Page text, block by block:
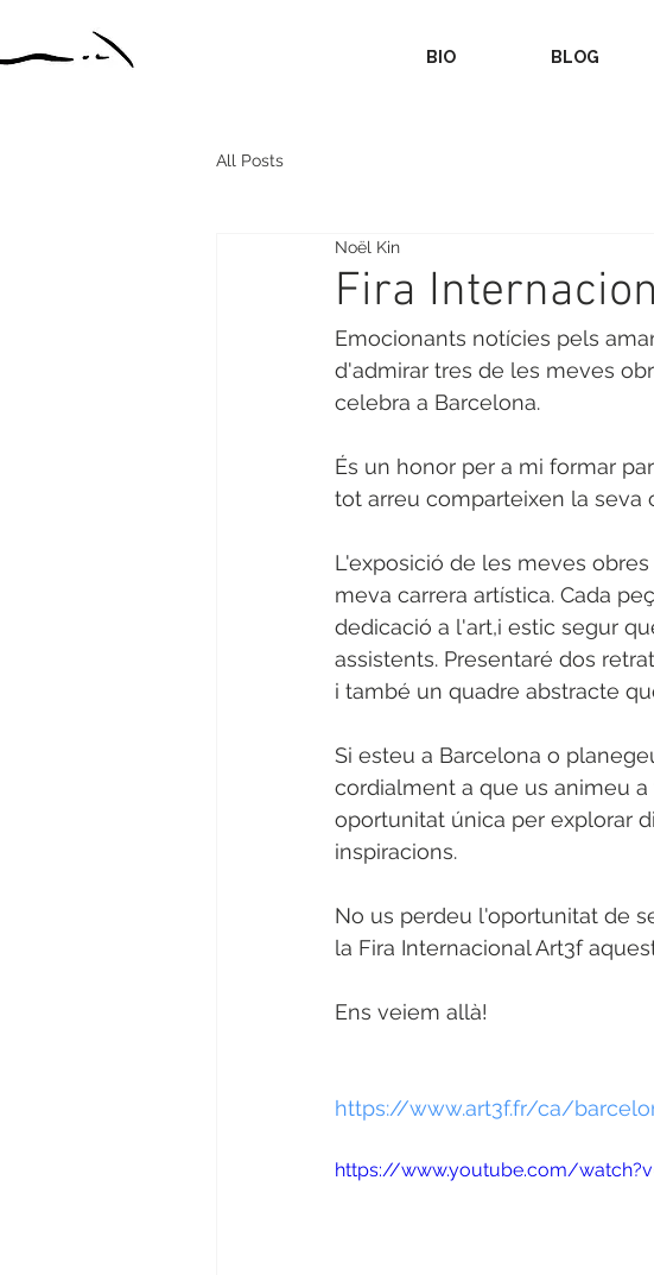
BIO BLOG
All Posts
Fira
Noël Kin
Emocionants notícies pels
d'admirar tres de les meves
celebra a Barcelona.
És un honor per a mi formar
tot arreu comparteixen la seva
L'exposició de les meves
meva carrera artística. Cada
dedicació a l'art,i estic segur
assistents. Presentaré dos
i també un quadre abstracte
Si esteu a Barcelona o
cordialment a que us animeu a
oportunitat única per explorar
inspiracions.
No us perdeu l'oportunitat de
la Fira Internacional Art3f
Ens veiem allà!
https://www.art3f.fr/ca/
https://www.youtube.com/